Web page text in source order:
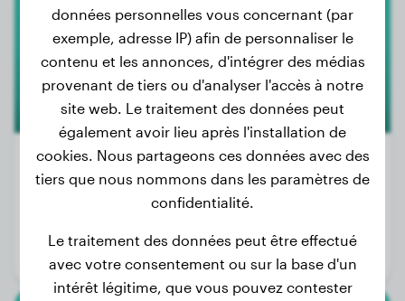
51
Taille:
28 - 38 cm
Espérance de vie:
10 - 12 ans
données personnelles vous concernant (par
exemple, adresse IP) afin de personnaliser le
contenu et les annonces, d'intégrer des médias
provenant de tiers ou d'analyser l'accès à notre
site web. Le traitement des données peut
également avoir lieu après l'installation de
cookies. Nous partageons ces données avec des
tiers que nous nommons dans les paramètres de
confidentialité.
Le traitement des données peut être effectué
avec votre consentement ou sur la base d'un
intérêt légitime, que vous pouvez contester